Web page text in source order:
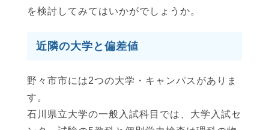
を検討してみてはいかがでしょうか。
近隣の大学と偏差値
野々市市には2つの大学・キャンパスがありま
す。
石川県立大学の一般入試科目では、大学入試セ